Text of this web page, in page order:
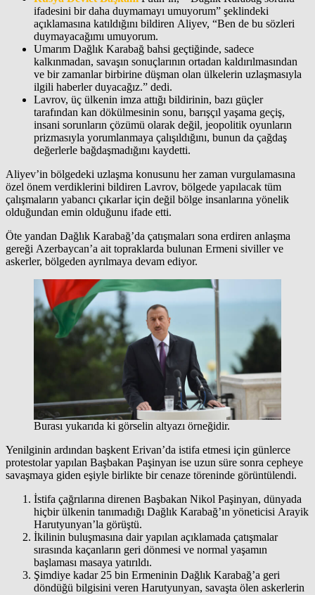
ifadesini bir daha duymamayı umuyorum” şeklindeki
açıklamasına katıldığını bildiren Aliyev, “Ben de bu sözleri
duymayacağımı umuyorum.
Umarım Dağlık Karabağ bahsi geçtiğinde, sadece
kalkınmadan, savaşın sonuçlarının ortadan kaldırılmasından
ve bir zamanlar birbirine düşman olan ülkelerin uzlaşmasıyla
ilgili haberler duyacağız.” dedi.
Lavrov, üç ülkenin imza attığı bildirinin, bazı güçler
tarafından kan dökülmesinin sonu, barışçıl yaşama geçiş,
insani sorunların çözümü olarak değil, jeopolitik oyunların
prizmasıyla yorumlanmaya çalışıldığını, bunun da çağdaş
değerlerle bağdaşmadığını kaydetti.
Aliyev’in bölgedeki uzlaşma konusunu her zaman vurgulamasına
özel önem verdiklerini bildiren Lavrov, bölgede yapılacak tüm
çalışmaların yabancı çıkarlar için değil bölge insanlarına yönelik
olduğundan emin olduğunu ifade etti.
Öte yandan Dağlık Karabağ’da çatışmaları sona erdiren anlaşma
gereği Azerbaycan’a ait topraklarda bulunan Ermeni siviller ve
askerler, bölgeden ayrılmaya devam ediyor.
Burası yukarıda ki görselin altyazı örneğidir.
Yenilginin ardından başkent Erivan’da istifa etmesi için günlerce
protestolar yapılan Başbakan Paşinyan ise uzun süre sonra cepheye
savaşmaya giden eşiyle birlikte bir cenaze töreninde görüntülendi.
İstifa çağrılarına direnen Başbakan Nikol Paşinyan, dünyada
hiçbir ülkenin tanımadığı Dağlık Karabağ’ın yöneticisi Arayik
Harutyunyan’la görüştü.
İkilinin buluşmasına dair yapılan açıklamada çatışmalar
sırasında kaçanların geri dönmesi ve normal yaşamın
başlaması masaya yatırıldı.
Şimdiye kadar 25 bin Ermeninin Dağlık Karabağ’a geri
döndüğü bilgisini veren Harutyunyan, savaşta ölen askerlerin